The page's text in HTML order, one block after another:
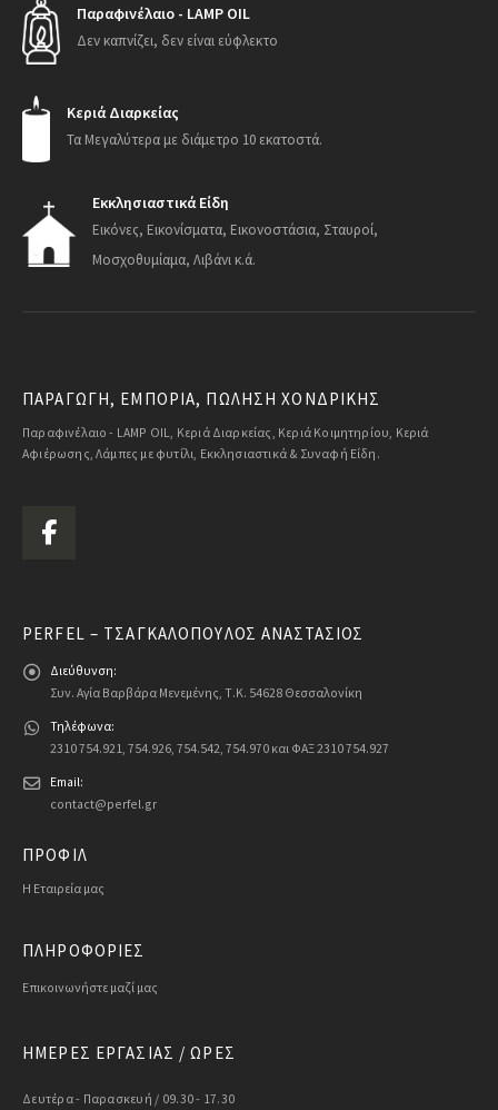
Παραφινέλαιο - LAMP OIL
Δεν καπνίζει, δεν είναι εύφλεκτο
Κεριά Διαρκείας
Τα Μεγαλύτερα με διάμετρο 10 εκατοστά.
Εκκλησιαστικά Είδη
Εικόνες, Εικονίσματα, Εικονοστάσια, Σταυροί,
Μοσχοθυμίαμα, Λιβάνι κ.ά.
ΠΑΡΑΓΩΓΗ, ΕΜΠΟΡΙΑ, ΠΩΛΗΣΗ ΧΟΝΔΡΙΚΗΣ
Παραφινέλαιο - LAMP OIL, Κεριά Διαρκείας, Κεριά Κοιμητηρίου, Κεριά
Αφιέρωσης, Λάμπες με φυτίλι, Εκκλησιαστικά & Συναφή Είδη.
PERFEL – ΤΣΑΓΚΑΛΌΠΟΥΛΟΣ ΑΝΑΣΤΆΣΙΟΣ
Διεύθυνση:
Συν. Αγία Βαρβάρα Μενεμένης, Τ.Κ. 54628 Θεσσαλονίκη
Τηλέφωνα:
2310 754.921, 754.926, 754.542, 754.970 και ΦΑΞ 2310 754.927
Email:
contact@perfel.gr
ΠΡΟΦΙΛ
Η Εταιρεία μας
ΠΛΗΡΟΦΟΡΙΕΣ
Επικοινωνήστε μαζί μας
ΗΜΕΡΕΣ ΕΡΓΑΣΙΑΣ / ΩΡΕΣ
Δευτέρα - Παρασκευή / 09.30 - 17.30